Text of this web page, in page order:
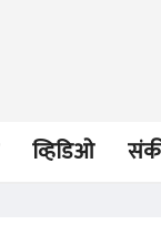
व्हिडिओ